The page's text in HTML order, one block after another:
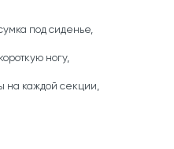
под сиденье,
ногу,
на каждой секции,